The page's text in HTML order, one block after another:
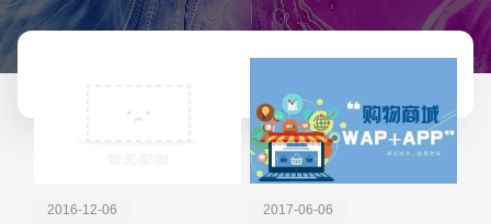
社交媒体网站则聚合了用户生成的内容，如图片、视频、状
态更新等，促进了人与人之间的交流与分享。此外，还有博
方式聚合并展示着丰富的数据信息。了解并掌握不同网站类
型的特点与聚合方式，对于有效设计、开发并运营网站，以
更好地服务于目标用户群体具有重要意义。
2016-12-06 2017-06-06